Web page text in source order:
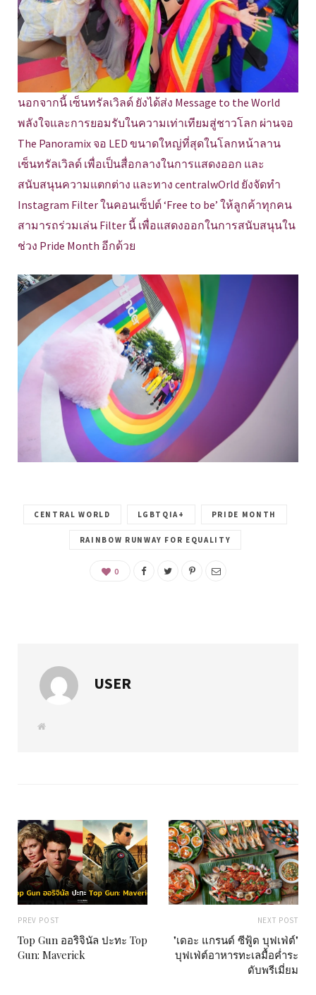
นอกจากนี้ เซ็นทรัลเวิลด์ ยังได้ส่ง Message to the World
พลังใจและการยอมรับในความเท่าเทียมสู่ชาวโลก ผ่านจอ
The Panoramix จอ LED ขนาดใหญ่ที่สุดในโลกหน้าลาน
เซ็นทรัลเวิลด์ เพื่อเป็นสื่อกลางในการแสดงออก และ
สนับสนุนความแตกต่าง และทาง centralwOrld ยังจัดทำ
Instagram Filter ในคอนเซ็ปต์ ‘Free to be’ ให้ลูกค้าทุกคน
สามารถร่วมเล่น Filter นี้ เพื่อแสดงออกในการสนับสนุนใน
ช่วง Pride Month อีกด้วย
CENTRAL WORLD LGBTQIA+ PRIDE MONTH
RAINBOW RUNWAY FOR EQUALITY
0
USER
W
PREV POST
Top Gun ออริจินัล ปะทะ Top
Gun: Maverick
NEXT POST
"เดอะ แกรนด์ ซีฟู้ด บุฟเฟ่ต์"
บุฟเฟ่ต์อาหารทะเลมื้อค่ำระ
ดับพรีเมี่ยม